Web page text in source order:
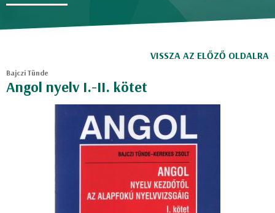
VISSZA AZ ELŐZŐ OLDALRA
Bajczi Tünde
Angol nyelv I.-II. kötet